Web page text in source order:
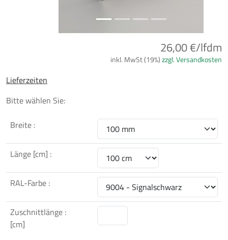
26,00 €/lfdm
inkl. MwSt (19%)zzgl. Versandkosten
Lieferzeiten
Bitte wählen Sie:
Breite :
Länge [cm] :
RAL-Farbe :
Zuschnittlänge :
[cm]